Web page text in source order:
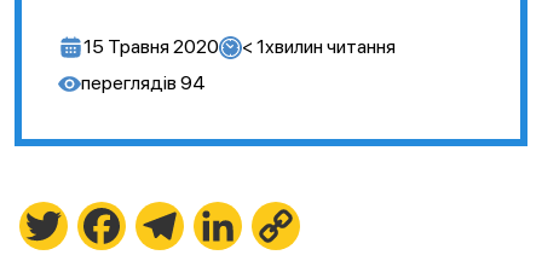
15 Травня 2020 < 1хвилин читання
переглядів 94
Twitter FacebookTelegramLinkedIn